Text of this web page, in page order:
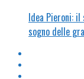
Idea Pieroni:
sogno delle